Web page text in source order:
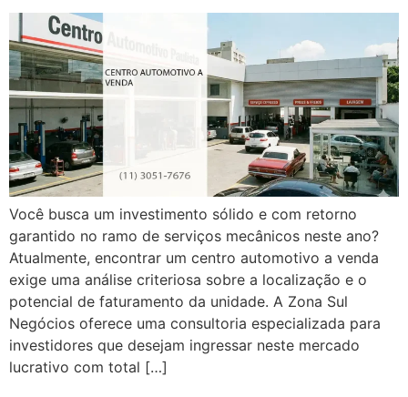
Você busca um investimento sólido e com retorno
garantido no ramo de serviços mecânicos neste ano?
Atualmente, encontrar um centro automotivo a venda
exige uma análise criteriosa sobre a localização e o
potencial de faturamento da unidade. A Zona Sul
Negócios oferece uma consultoria especializada para
investidores que desejam ingressar neste mercado
lucrativo com total […]